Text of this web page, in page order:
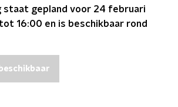
staat gepland voor 24 februari
16:00 en is beschikbaar rond